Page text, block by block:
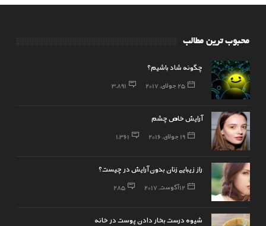
محبوب ترین مطالب
چگونه شاد باشیم؟
25 جولای, 2017 3,891
آرایش خاص چشم
19 جولای, 2016 1,361
راز زیبایی زنان بدون آرایش در چیست؟
12 آگوست, 2017 285
شیوه درست بخار دادن پوست در خانه